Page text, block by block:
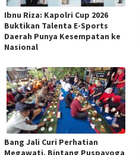
Ibnu Riza: Kapolri Cup 2026
Buktikan Talenta E-Sports
Daerah Punya Kesempatan ke
Nasional
Bang Jali Curi Perhatian
Megawati, Bintang Puspayoga